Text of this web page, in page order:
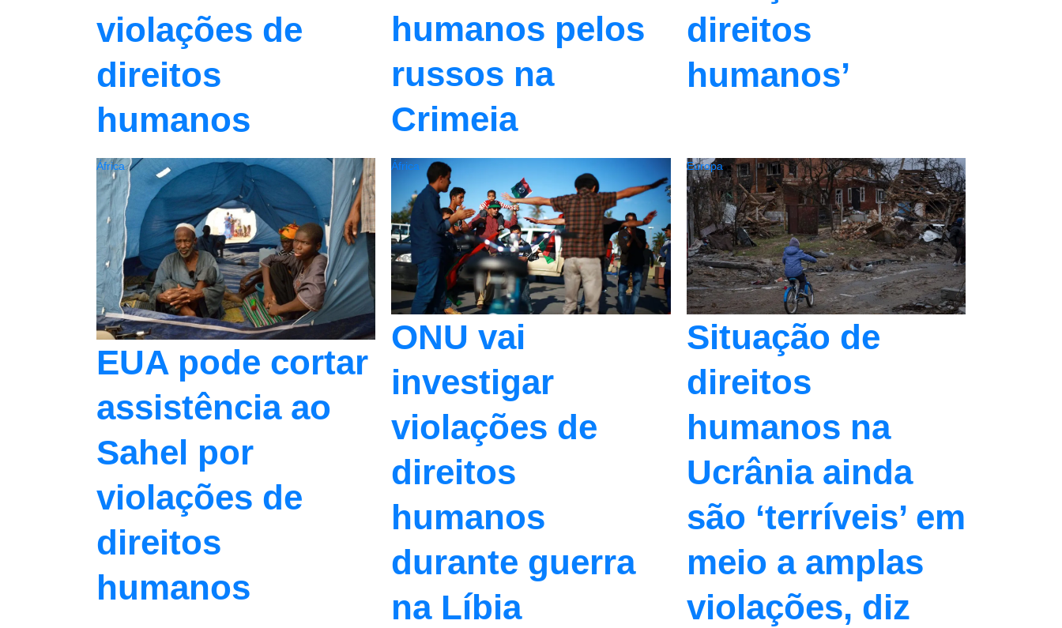
violações de
direitos
humanos
humanos pelos
russos na
Crimeia
direitos
humanos’
EUA pode cortar
assistência ao
Sahel por
violações de
direitos
humanos
África
ONU vai
investigar
violações de
direitos
humanos
durante guerra
na Líbia
África
Situação de
direitos
humanos na
Ucrânia ainda
são ‘terríveis’ em
meio a amplas
violações, diz
Europa